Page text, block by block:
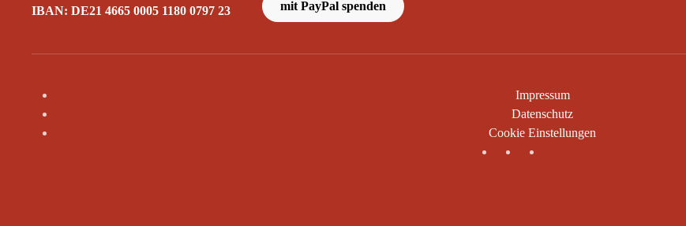
IBAN: DE21 4665 0005 1180 0797 23
mit PayPal spenden
Impressum
Datenschutz
Cookie Einstellungen